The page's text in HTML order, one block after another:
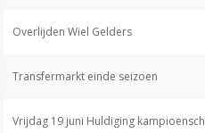
Overlijden Wiel Gelders
Transfermarkt einde seizoen
Vrijdag 19 juni Huldiging